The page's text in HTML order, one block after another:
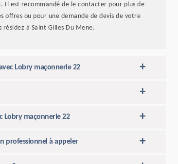
Il est recommandé de le contacter pour plus de
offres ou pour une demande de devis de votre
résidez à Saint Gilles Du Mene.
Lobry maçonnerie 22
Lobry maçonnerie 22
professionnel à appeler